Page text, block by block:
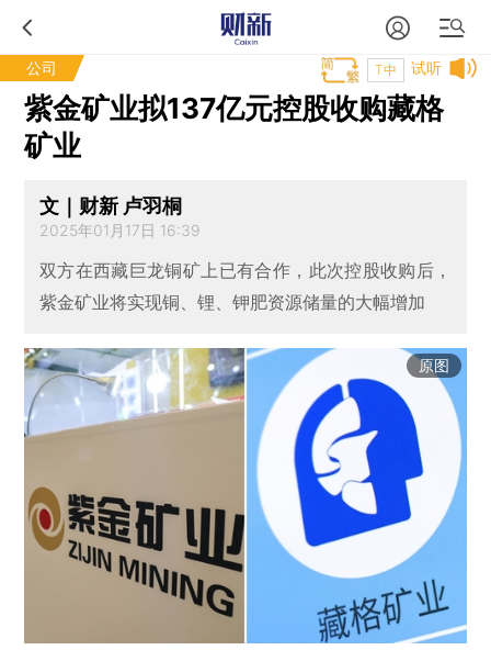
公司 试听
T中
紫金矿业拟137亿元控股收购藏格
矿业
文｜财新 卢羽桐
2025年01月17日 16:39
双方在西藏巨龙铜矿上已有合作，此次控股收购后，
紫金矿业将实现铜、锂、钾肥资源储量的大幅增加
原图